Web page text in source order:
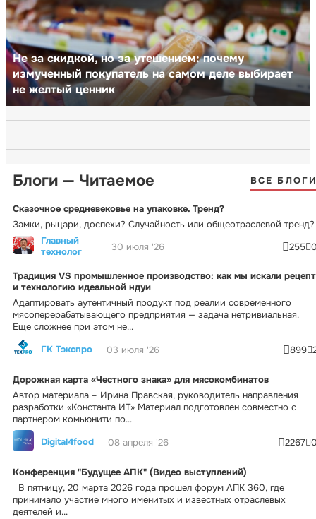
Не за скидкой, но за утешением: почему
измученный покупатель на самом деле выбирает
не желтый ценник
Блоги — Читаемое ВСЕ
Сказочное средневековье на упаковке. Тренд?
Замки, рыцари, доспехи? Случайность или общеотраслевой тренд?
Главный
технолог
30 июля '26 255
Традиция VS промышленное производство: как мы искали рецепт
и технологию идеальной ндуи
Адаптировать аутентичный продукт под реалии современного
мясоперерабатывающего предприятия — задача нетривиальная.
Еще сложнее при этом не...
ГК Тэкспро
03 июля '26 899
Дорожная карта «Честного знака» для мясокомбинатов
Автор материала – Ирина Правская, руководитель направления
разработки «Константа ИТ» Материал подготовлен совместно с
партнером комьюнити по...
Digital4food
08 апреля '26 2267
Конференция "Будущее АПК" (Видео выступлений)
В пятницу, 20 марта 2026 года прошел форум АПК 360, где
принимало участие много именитых и известных отраслевых
деятелей и...